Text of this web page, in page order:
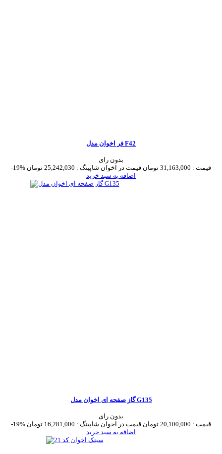
فر اخوان مدل F42
بدون رای
-19%
قیمت : 31,163,000 تومان قیمت در اخوان شاپینگ : 25,242,030 تومان
اضافه به سبد خرید
گاز صفحه ای اخوان مدل G135
بدون رای
-19%
قیمت : 20,100,000 تومان قیمت در اخوان شاپینگ : 16,281,000 تومان
اضافه به سبد خرید